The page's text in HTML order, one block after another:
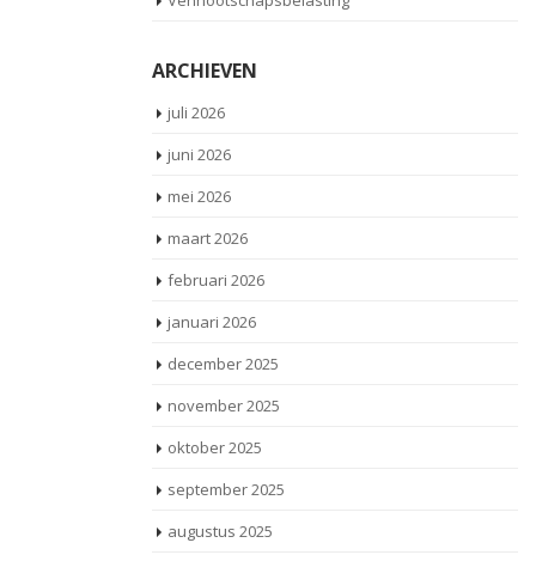
ARCHIEVEN
juli 2026
juni 2026
mei 2026
maart 2026
februari 2026
januari 2026
december 2025
november 2025
oktober 2025
september 2025
augustus 2025